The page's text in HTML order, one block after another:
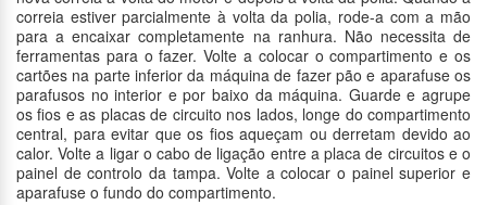
correia estiver parcialmente à volta da polia, rode-a com a mão
para a encaixar completamente na ranhura. Não necessita de
ferramentas para o fazer. Volte a colocar o compartimento e os
cartões na parte inferior da máquina de fazer pão e aparafuse os
parafusos no interior e por baixo da máquina. Guarde e agrupe
os fios e as placas de circuito nos lados, longe do compartimento
central, para evitar que os fios aqueçam ou derretam devido ao
calor. Volte a ligar o cabo de ligação entre a placa de circuitos e o
painel de controlo da tampa. Volte a colocar o painel superior e
aparafuse o fundo do compartimento.